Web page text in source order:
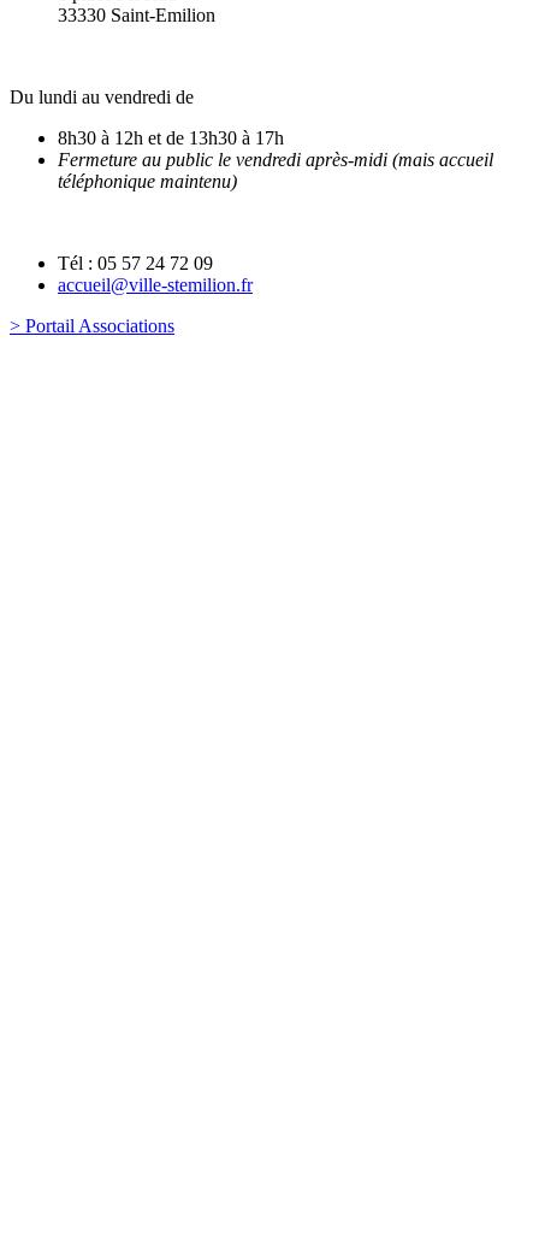
33330 Saint-Emilion
Du lundi au vendredi de
8h30 à 12h et de 13h30 à 17h
Fermeture au public le vendredi après-midi (mais accueil
téléphonique maintenu)
Tél : 05 57 24 72 09
accueil@ville-stemilion.fr
> Portail Associations